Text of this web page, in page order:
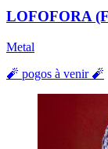
LOFOFORA
Metal
🧨 pogos à venir 🧨